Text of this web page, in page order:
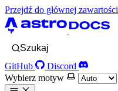
Przejdź do głównej zawartości
Szukaj
GitHub
Discord
Wybierz motyw